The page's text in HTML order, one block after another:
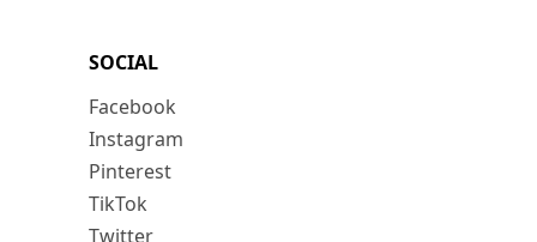
SOCIAL
Facebook
Instagram
Pinterest
TikTok
Twitter